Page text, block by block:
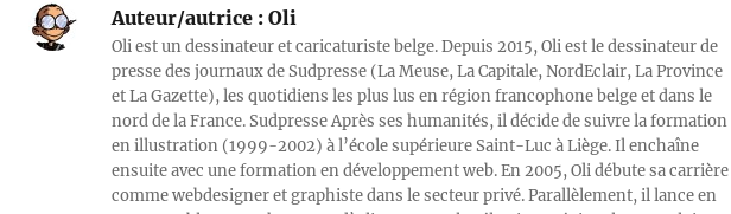
Auteur/autrice :Oli
Oli est un dessinateur et caricaturiste belge. Depuis 2015, Oli est le dessinateur de
presse des journaux de Sudpresse (La Meuse, La Capitale, NordEclair, La Province
et La Gazette), les quotidiens les plus lus en région francophone belge et dans le
nord de la France. Sudpresse Après ses humanités, il décide de suivre la formation
en illustration (1999-2002) à l’école supérieure Saint-Luc à Liège. Il enchaîne
ensuite avec une formation en développement web. En 2005, Oli débute sa carrière
comme webdesigner et graphiste dans le secteur privé. Parallèlement, il lance en